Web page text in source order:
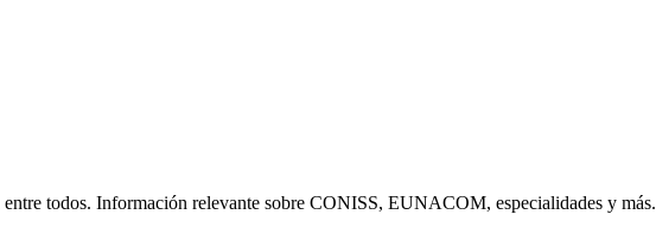
todos. Información relevante sobre CONISS, EUNACOM, especialidades y más.